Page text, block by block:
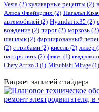
Vesta (2) кулинарные рецепты (2)
Алиса Фрейндлих (2) Наталья
автомобилей (2) ​Hyundai ix35 (2)
вождение (2) пирог (2) морковь (2)
шашлык(2) фаршированный
(2) с грибами (2) кисель (2) ликёр
папоротник(2) фикус (1)
Chery Arrizo 3 (1) Mitsubishi Mirage (1)
Виджет записей слайдера